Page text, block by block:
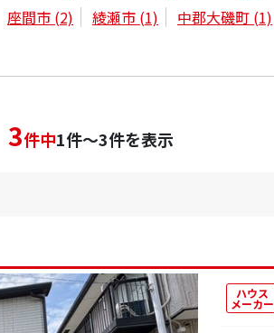
座間市 (2) 綾瀬市 (1) 中郡大磯町 (1)
3件中1件～3件を表示
ハウス
メーカー